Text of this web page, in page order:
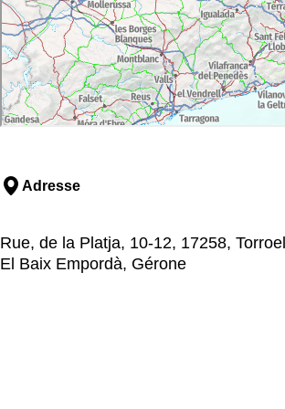
Adresse
Rue, de la Platja, 10-12, 17258,
El Baix Empordà, Gérone